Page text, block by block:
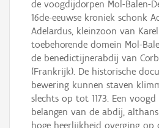
de voogdijdorpen Mol-Balen-
16de-eeuwse kroniek schonk
Adelardus, kleinzoon van
toebehorende domein Mol-
de benedictijnerabdij van
(Frankrijk). De historische
bewering kunnen staven
slechts op tot 1173. Een
belangen van de abdij,
hoge heerlijkheid overging op